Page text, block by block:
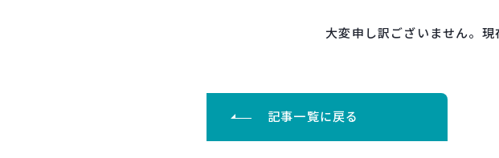
大変申し訳ございません。
記事一覧に戻る